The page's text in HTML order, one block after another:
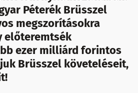
Péterék Brüsszel
megszorításokra
előteremtsék
ezer milliárd forintos
Brüsszel követeléseit,